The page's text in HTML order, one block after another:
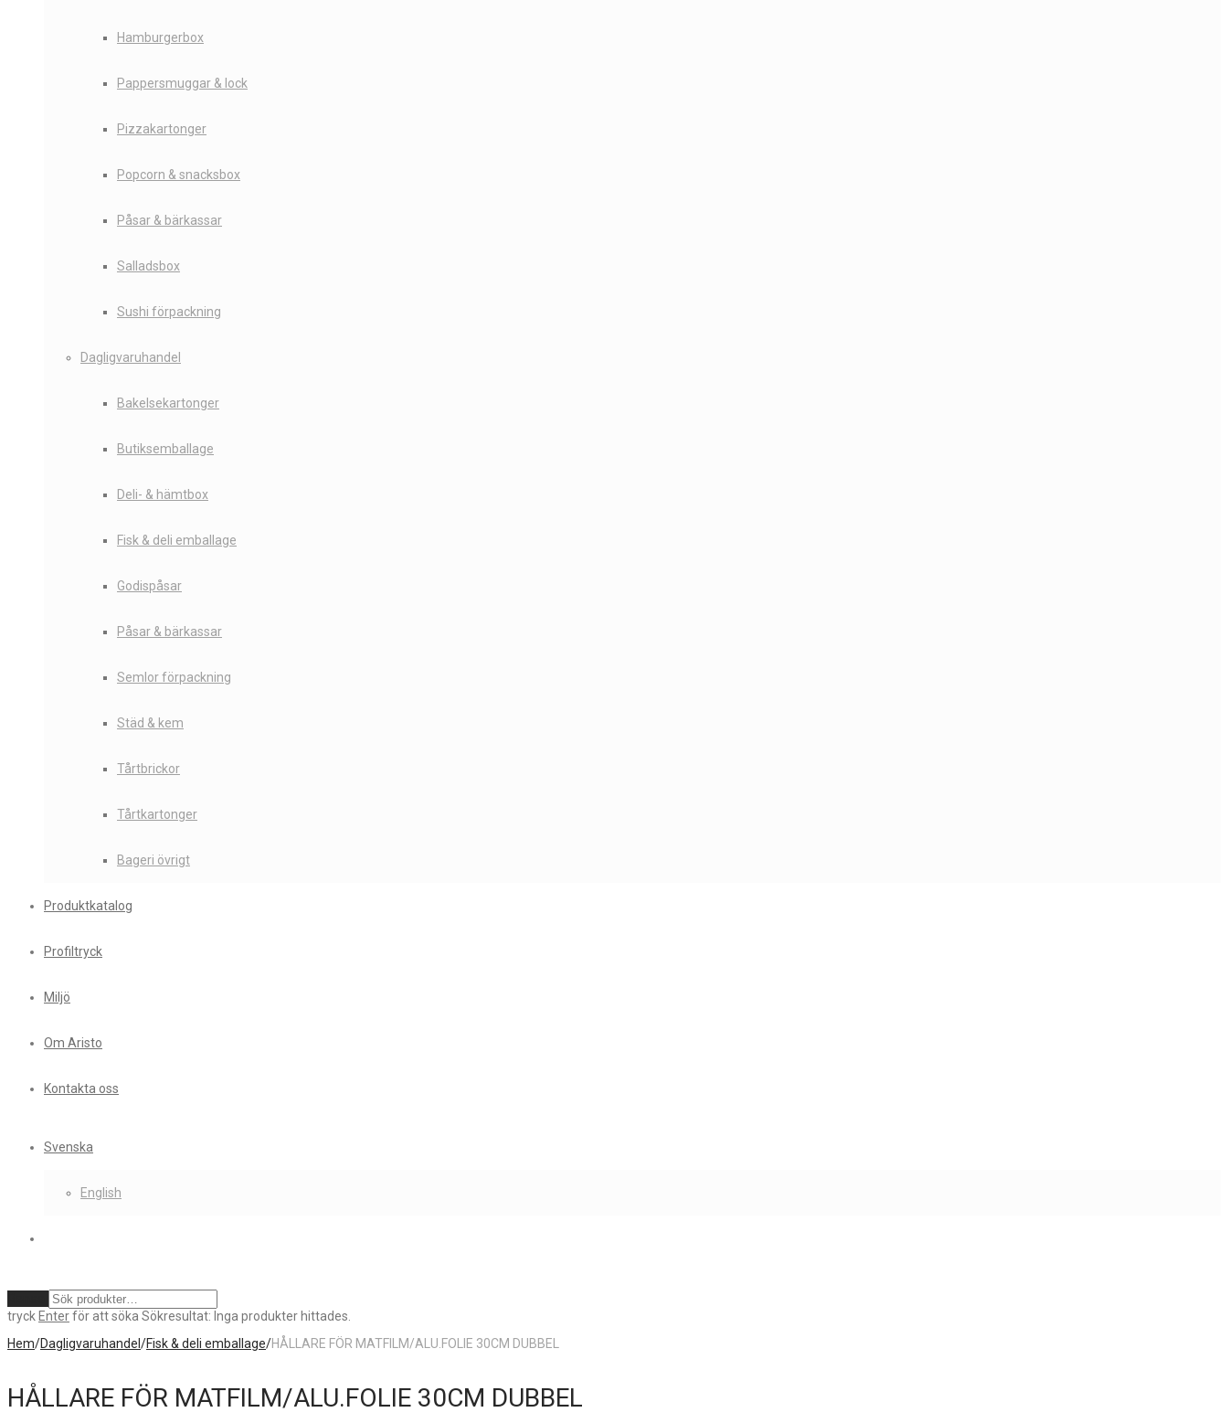
Hamburgerbox
Pappersmuggar & lock
Pizzakartonger
Popcorn & snacksbox
Påsar & bärkassar
Salladsbox
Sushi förpackning
Dagligvaruhandel
Bakelsekartonger
Butiksemballage
Deli- & hämtbox
Fisk & deli emballage
Godispåsar
Påsar & bärkassar
Semlor förpackning
Städ & kem
Tårtbrickor
Tårtkartonger
Bageri övrigt
Produktkatalog
Profiltryck
Miljö
Om Aristo
Kontakta oss
Svenska
English
tryck Enterför att söka Sökresultat: Inga produkter hittades.
Hem/Dagligvaruhandel /Fisk & deli emballage/HÅLLARE FÖR MATFILM/ALU.FOLIE 30CM DUBBEL
HÅLLARE FÖR MATFILM/ALU.FOLIE 30CM DUBBEL